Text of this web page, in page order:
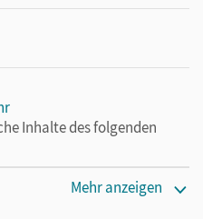
Inhalte des folgenden
Mehr anzeigen